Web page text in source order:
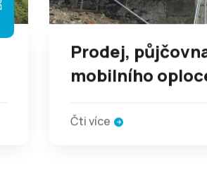
Prodej,
mobilního
Čti více